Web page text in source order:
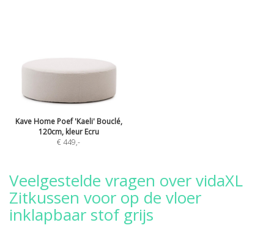
Kave Home Poef 'Kaeli' Bouclé,
120cm, kleur Ecru
€ 449,-
Veelgestelde vragen over vidaXL
Zitkussen voor op de vloer
inklapbaar stof grijs